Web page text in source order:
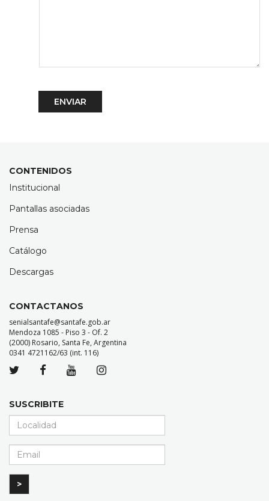
CONTENIDOS
Institucional
Pantallas asociadas
Prensa
Catálogo
Descargas
CONTACTANOS
senialsantafe@santafe.gob.ar
Mendoza 1085 - Piso 3 - Of. 2
(2000) Rosario, Santa Fe, Argentina
0341 4721162/63 (int. 116)
SUSCRIBITE
>